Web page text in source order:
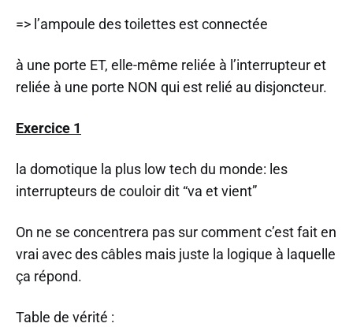
=> l’ampoule des toilettes est connectée
à une porte ET, elle-même reliée à l’interrupteur et
reliée à une porte NON qui est relié au disjoncteur.
Exercice 1
la domotique la plus low tech du monde: les
interrupteurs de couloir dit “va et vient”
On ne se concentrera pas sur comment c’est fait en
vrai avec des câbles mais juste la logique à laquelle
ça répond.
Table de vérité :